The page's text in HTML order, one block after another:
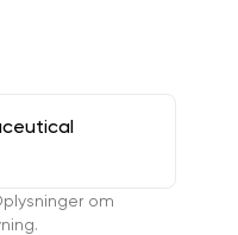
om